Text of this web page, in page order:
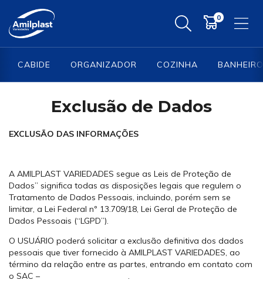
0
CABIDE ORGANIZADOR COZINHA
Exclusão de Dados
EXCLUSÃO DAS INFORMAÇÕES
A AMILPLAST VARIEDADES segue as Leis de Proteção de
Dados” significa todas as disposições legais que regulem o
Tratamento de Dados Pessoais, incluindo, porém sem se
limitar, a Lei Federal nº 13.709/18, Lei Geral de Proteção de
Dados Pessoais (“LGPD”).
O USUÁRIO poderá solicitar a exclusão definitiva dos dados
pessoais que tiver fornecido à AMILPLAST VARIEDADES, ao
término da relação entre as partes, entrando em contato com
o SAC –
.